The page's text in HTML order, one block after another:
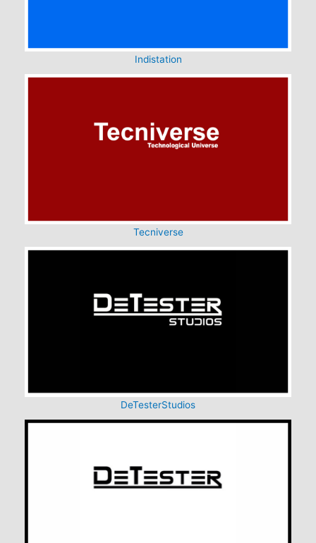
Indistation
Tecniverse
DeTesterStudios